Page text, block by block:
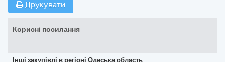
Друкувати
Корисні посилання
Інші закупівлі в регіоні Одеська область